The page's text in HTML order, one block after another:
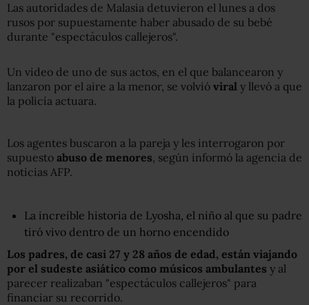
Las autoridades de Malasia detuvieron el lunes a dos
rusos por supuestamente haber abusado de su bebé
durante "espectáculos callejeros".
Un video de uno de sus actos, en el que balancearon y
lanzaron por el aire a la menor, se volvió viral y llevó a que
la policía actuara.
Los agentes buscaron a la pareja y les interrogaron por
supuesto abuso de menores, según informó la agencia de
noticias AFP.
La increíble historia de Lyosha, el niño al que su padre
tiró vivo dentro de un horno encendido
Los padres, de casi 27 y 28 años de edad, están viajando
por el sudeste asiático como músicos ambulantes y al
parecer realizaban "espectáculos callejeros" para
financiar su recorrido.